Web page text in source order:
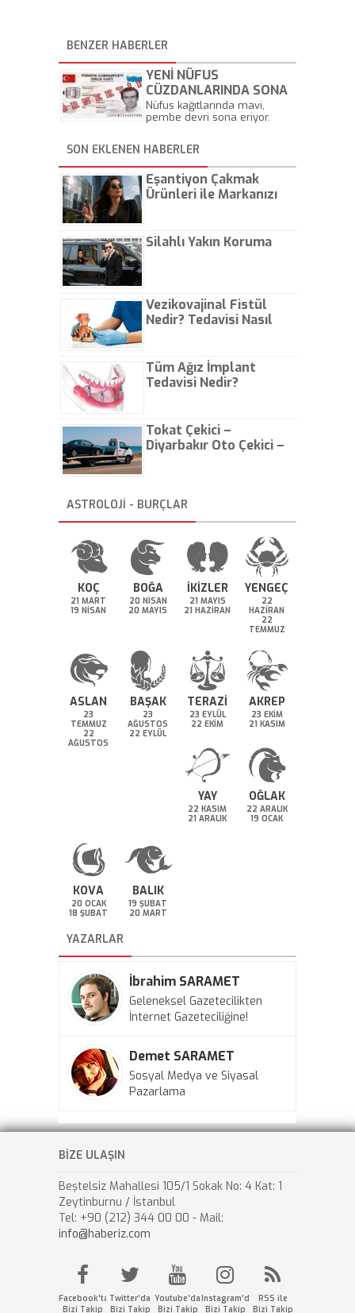
BENZER HABERLER
YENİ NÜFUS
CÜZDANLARINDA SONA
GELİNDİ. İşte yeni nüfus
cüzdanları…
Nüfus kağıtlarında mavi,
pembe devri sona eriyor.
SON EKLENEN HABERLER
Eşantiyon Çakmak
Ürünleri ile Markanızı
Silahlı Yakın Koruma
Vezikovajinal Fistül
Nedir? Tedavisi Nasıl
Tüm Ağız İmplant
Tedavisi Nedir?
Tokat Çekici –
Diyarbakır Oto Çekici –
ASTROLOJİ - BURÇLAR
KOÇ
21 MART
19 NİSAN
BOĞA
20 NİSAN
20 MAYIS
İKİZLER
21 MAYIS
21 HAZİRAN
YENGEÇ
22
HAZİRAN
22
TEMMUZ
ASLAN
23
TEMMUZ
22
AĞUSTOS
BAŞAK
23
AĞUSTOS
22 EYLÜL
TERAZİ
23 EYLÜL
22 EKİM
AKREP
23 EKİM
21 KASIM
YAY
22 KASIM
21 ARALIK
OĞLAK
22 ARALIK
19 OCAK
KOVA
20 OCAK
18 ŞUBAT
BALIK
19 ŞUBAT
20 MART
YAZARLAR
İbrahim SARAMET
Geleneksel Gazetecilikten
İnternet Gazeteciliğine!
Demet SARAMET
Sosyal Medya ve Siyasal
Pazarlama
BİZE ULAŞIN
Beştelsiz Mahallesi 105/1 Sokak No: 4 Kat: 1
Zeytinburnu / İstanbul
Tel: +90 (212) 344 00 00 - Mail:
info@haberiz.com
Facebook'ta
Bizi Takip
Twitter'da
Bizi Takip
Youtube'da
Bizi Takip
Instagram'da
Bizi Takip
RSS ile
Bizi Takip